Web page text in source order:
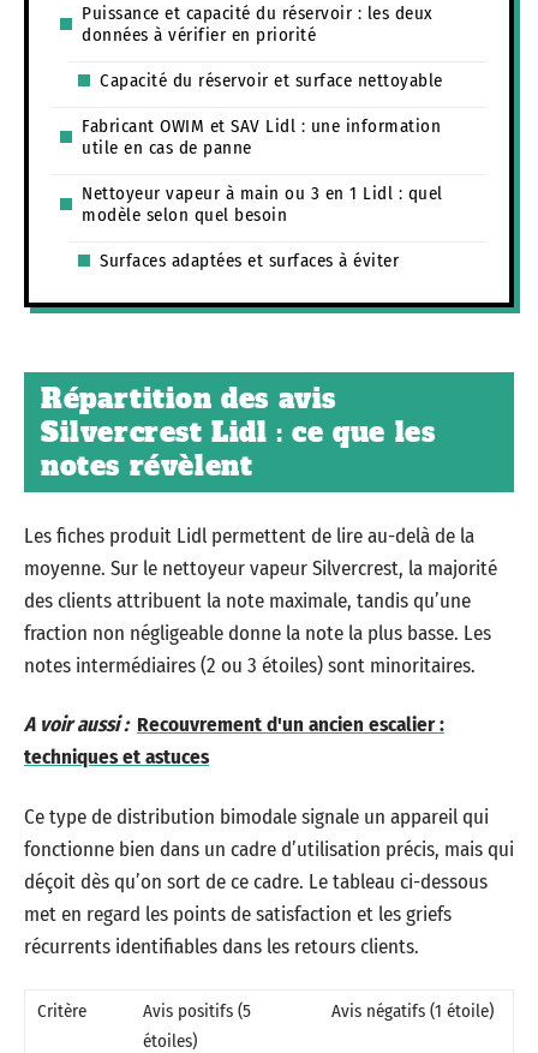
Puissance et capacité du réservoir : les deux
données à vérifier en priorité
Capacité du réservoir et surface nettoyable
Fabricant OWIM et SAV Lidl : une information
utile en cas de panne
Nettoyeur vapeur à main ou 3 en 1 Lidl : quel
modèle selon quel besoin
Surfaces adaptées et surfaces à éviter
Répartition des avis
Silvercrest Lidl : ce que les
notes révèlent
Les fiches produit Lidl permettent de lire au-delà de la
moyenne. Sur le nettoyeur vapeur Silvercrest, la majorité
des clients attribuent la note maximale, tandis qu’une
fraction non négligeable donne la note la plus basse. Les
notes intermédiaires (2 ou 3 étoiles) sont minoritaires.
A voir aussi : Recouvrement d'un ancien escalier :
techniques et astuces
Ce type de distribution bimodale signale un appareil qui
fonctionne bien dans un cadre d’utilisation précis, mais qui
déçoit dès qu’on sort de ce cadre. Le tableau ci-dessous
met en regard les points de satisfaction et les griefs
récurrents identifiables dans les retours clients.
Critère
Avis positifs (5
étoiles)
Avis négatifs (1 étoile)